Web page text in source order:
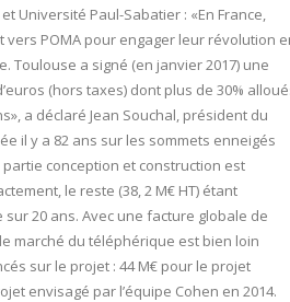
Université Paul-Sabatier : «En France,
POMA pour engager leur révolution
Toulouse a signé (en janvier 2017) une
(hors taxes) dont plus de 30%
a déclaré Jean Souchal, président du
il y a 82 ans sur les sommets enneigés
partie conception et construction est
le reste (38, 2 M€ HT) étant
20 ans. Avec une facture globale de
le marché du téléphérique est bien loin
sur le projet : 44 M€ pour le projet
envisagé par l’équipe Cohen en 2014.